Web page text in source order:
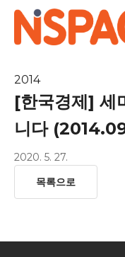
2014
[한국경제] 세
니다
2020. 5. 27.
목록으로